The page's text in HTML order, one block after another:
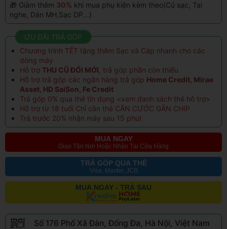
🎁 Giảm thêm 30% khi mua phụ kiện kèm theo(Củ sạc, Tai
nghe, Dán MH,Sạc DP...)
ƯU ĐÃI TRẢ GÓP
Chương trình TẾT tặng thêm Sạc và Cáp nhanh cho các
dòng máy
Hỗ trợ THU CŨ ĐỔI MỚI , trả góp phần còn thiếu
Hỗ trợ trả góp các ngân hàng trả góp Home Credit, Mirae
Asset, HD SaiSon, Fe Credit
Trả góp 0% qua thẻ tín dụng <xem danh sách thẻ hỗ trợ>
Hỗ trợ từ 18 tuổi Chỉ cần thẻ CĂN CƯỚC GẮN CHIP
Trả trước 20% nhận máy sau 15 phút
MUA NGAY
Giao Tận Nơi Hoặc Nhận Tại Cửa Hàng
TRẢ GÓP QUA THẺ
Visa, Master, JCB
MUA NGAY - TRẢ SAU
Số 176 Phố Xã Đàn, Đống Đa, Hà Nội, Việt Nam